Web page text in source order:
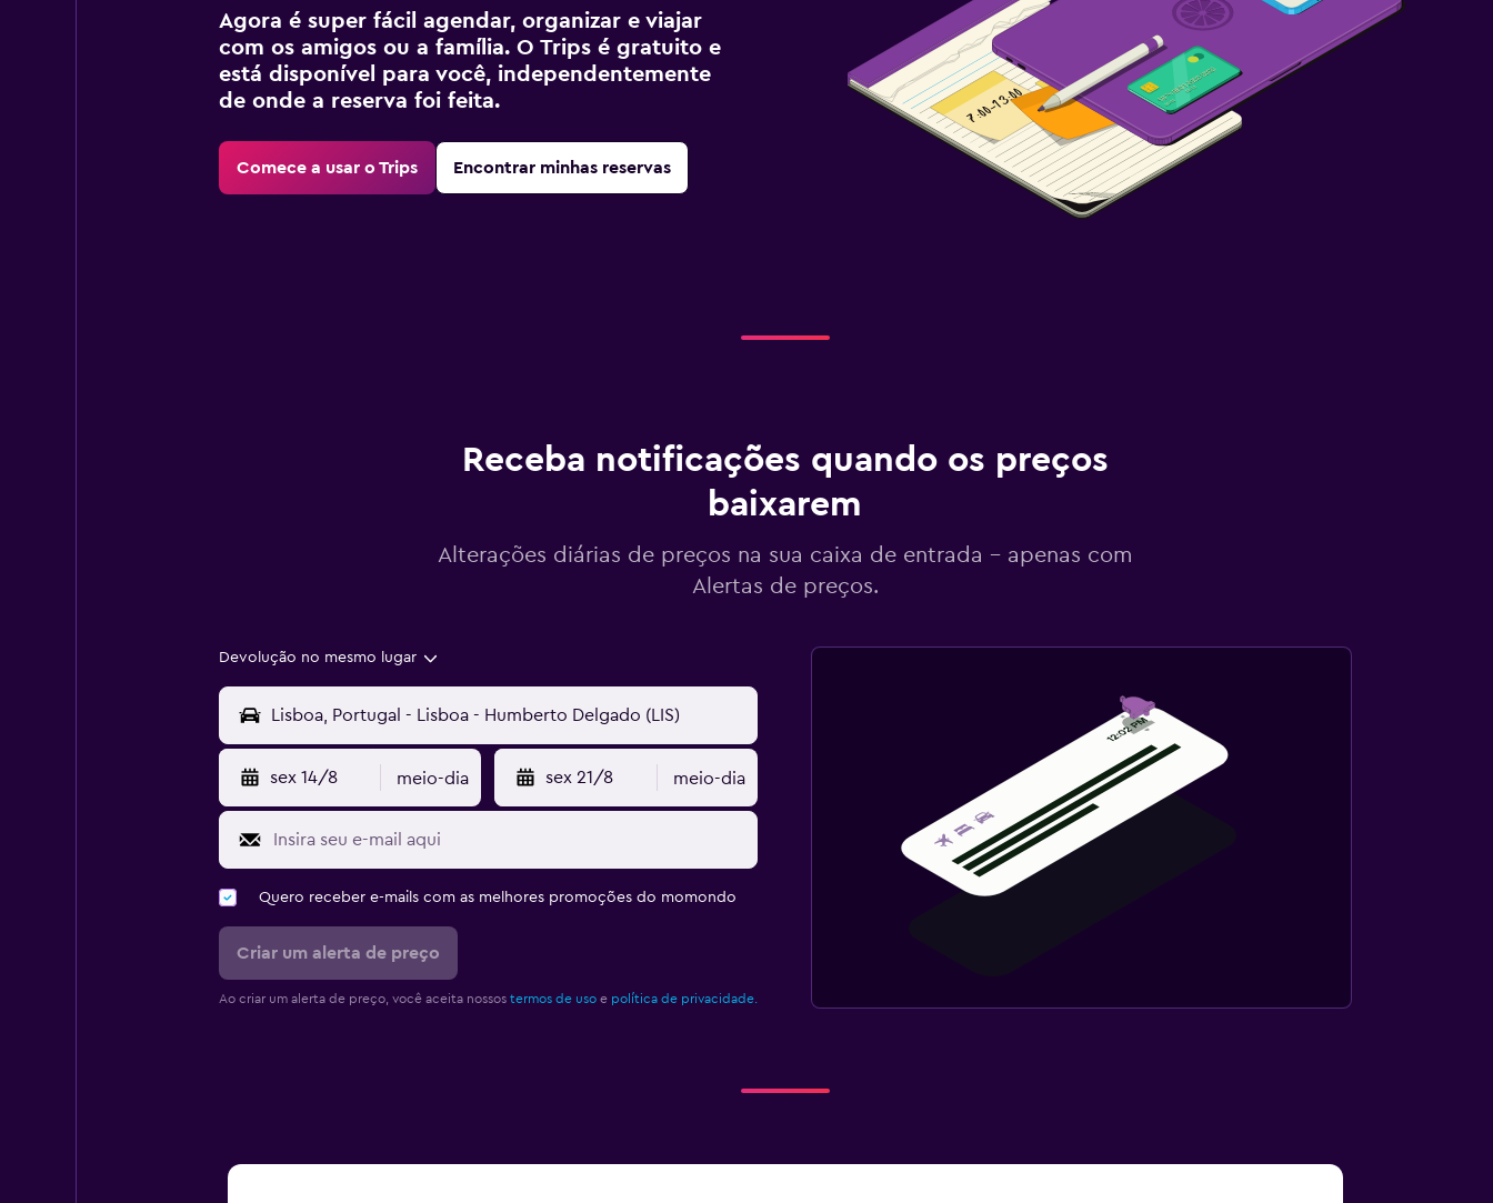
Agora é super fácil agendar, organizar e viajar
com os amigos ou a família. O Trips é gratuito e
está disponível para você, independentemente
de onde a reserva foi feita.
Comece a usar o Trips Encontrar minhas reservas
Receba notificações quando os preços
baixarem
Alterações diárias de preços na sua caixa de entrada - apenas com
Alertas de preços.
Devolução no mesmo lugar
sex 14/8 meio-dia sex 21/8 meio-dia
Quero receber e-mails com as melhores promoções do momondo
Criar um alerta de preço
Ao criar um alerta de preço, você aceita nossos termos de usoe política de privacidade.